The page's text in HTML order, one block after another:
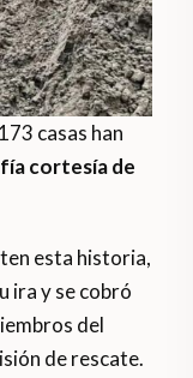
casas han
cortesía de
esta historia,
ira y se cobró
del
de rescate.